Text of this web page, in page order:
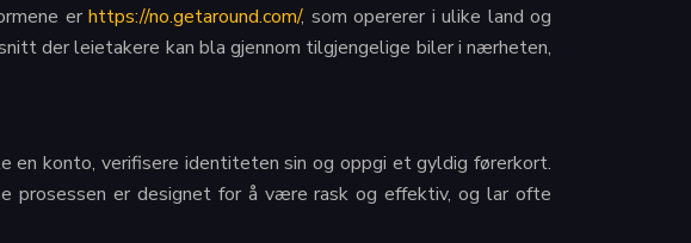
erhttps://no.getaround.com/, som opererer i ulike land og
der leietakere kan bla gjennom tilgjengelige biler i nærheten,
konto, verifisere identiteten sin og oppgi et gyldig førerkort.
prosessen er designet for å være rask og effektiv, og lar ofte